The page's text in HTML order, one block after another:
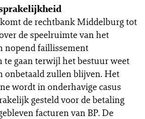
komt de rechtbank Middelburg tot
de speelruimte van het
nopend faillissement
te gaan terwijl het bestuur weet
onbetaald zullen blijven. Het
wordt in onderhavige casus
gesteld voor de betaling
facturen van BP. De